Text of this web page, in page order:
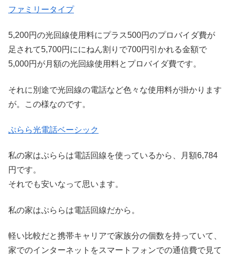
ファミリータイプ
5,200円の光回線使用料にプラス500円のプロバイダ費が
足されて5,700円ににねん割りで700円引かれる金額で
5,000円が月額の光回線使用料とプロバイダ費です。
それに別途で光回線の電話など色々な使用料が掛かります
が。この様なのです。
ぷらら光電話ベーシック
私の家はぷららは電話回線を使っているから、月額6,784
円です。
それでも安いなって思います。
私の家はぷららは電話回線だから。
軽い比較だと携帯キャリアで家族分の個数を持っていて、
家でのインターネットをスマートフォンでの通信費で見て